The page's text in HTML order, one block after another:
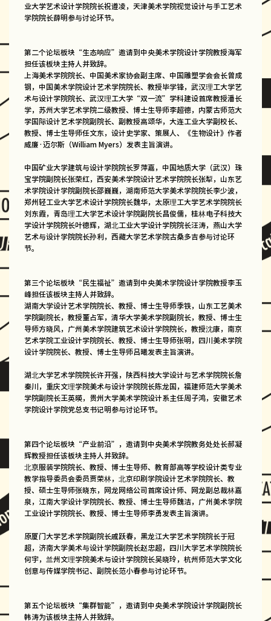
业大学艺术设计学院院长祝遵凌，天津美术学院视觉设计与手工艺术
学院院长薛明参与讨论环节。
第二个论坛板块“生态响应”邀请到中央美术学院设计学院教授海军
担任该板块主持人并致辞。
上海美术学院院长、中国美术家协会副主席、中国雕塑学会会长曾成
钢，中国美术学院设计艺术学院院长、教授毕学锋，武汉理工大学艺
术与设计学院院长、武汉理工大学“双一流”学科建设首席教授潘长
学，苏州大学艺术学院二级教授、博士生导师李超德，内蒙古师范大
学国际设计艺术学院副院长、副教授高颂华，大连工业大学副校长、
教授、博士生导师任文东，设计史学家、策展人、《生物设计》作者
威廉·迈尔斯（William Myers）发表主旨演讲。
中国矿业大学建筑与设计学院院长罗萍嘉，中国地质大学（武汉）珠
宝学院副院长张荣红，西安美术学院设计艺术学院院长张犁，山东艺
术学院设计学院副院长邵巍巍，湖南师范大学美术学院院长李少波，
郑州轻工业大学艺术设计学院院长魏华，太原理工大学艺术学院院长
刘东霞，青岛理工大学艺术设计学院副院长昌俊儒，桂林电子科技大
学设计学院院长叶德辉，湖北工业大学设计学院院长汪涛，燕山大学
艺术与设计学院院长孙利，西藏大学艺术学院古桑多吉参与讨论环
节。
第三个论坛板块“民生福祉”邀请到中央美术学院设计学院教授李玉
峰担任该板块主持人并致辞。
湖南大学设计艺术学院院长、教授、博士生导师季铁，山东工艺美术
学院副院长，教授董占军，清华大学美术学院副院长，教授、博士生
导师方晓风，广州美术学院建筑艺术设计学院院长，教授沈康，南京
艺术学院工业设计学院院长、教授、博士生导师张明，四川美术学院
设计学院院长、教授、博士生导师吕曦发表主旨演讲。
湖北大学艺术学院院长许开强，陕西科技大学设计与艺术学院院长詹
秦川，重庆文理学院美术与设计学院院长陈龙国，福建师范大学美术
学院副院长王英暎，贵州大学美术学院设计系主任周子鸿，安徽艺术
学院设计学院党总支书记明参与讨论环节。
第四个论坛板块“产业前沿”，邀请到中央美术学院教务处处长郝凝
辉教授担任该板块主持人并致辞。
北京服装学院院长、教授、博士生导师、教育部高等学校设计类专业
教学指导委员会委员贾荣林，北京印刷学院设计艺术学院院长、教
授、硕士生导师张晓东，网龙网络公司首席设计师、网龙副总裁林嘉
泉，江南大学设计学院院长、教授、博士生导师魏洁，广州美术学院
工业设计学院院长、教授、博士生导师李勇发表主旨演讲。
原厦门大学艺术学院副院长戚跃春，黑龙江大学艺术学院院长于冠
超，济南大学美术与设计学院副院长赵忠超，四川大学艺术学院院长
何宇，兰州文理学院美术与设计学院院长吴晓玲，杭州师范大学文化
创意与传媒学院书记、副院长范小春参与讨论环节。
第五个论坛板块“集群智能”，邀请到中央美术学院设计学院副院长
韩涛为该板块主持人并致辞。